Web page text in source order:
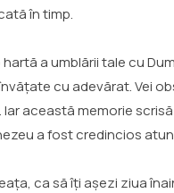
în timp.
hartă a umblării tale cu
cu adevărat. Vei
această memorie
a fost credincios
ca să îți așezi ziua